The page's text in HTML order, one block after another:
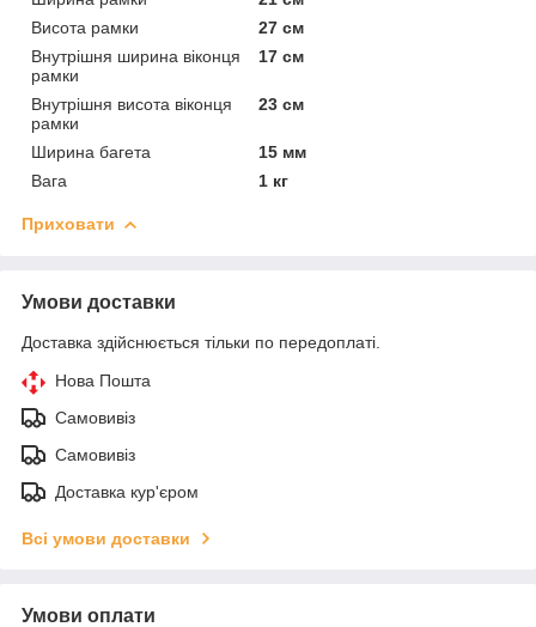
Висота рамки
27 см
Внутрішня ширина віконця
рамки
17 см
Внутрішня висота віконця
рамки
23 см
Ширина багета
15 мм
Вага
1 кг
Приховати
Умови доставки
Доставка здійснюється тільки по передоплаті.
Нова Пошта
Самовивіз
Самовивіз
Доставка кур'єром
Всі умови доставки
Умови оплати